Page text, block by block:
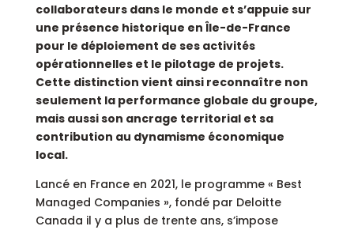
collaborateurs dans le monde et s’appuie sur
une présence historique en Île-de-France
pour le déploiement de ses activités
opérationnelles et le pilotage de projets.
Cette distinction vient ainsi reconnaître non
seulement la performance globale du groupe,
mais aussi son ancrage territorial et sa
contribution au dynamisme économique
local.
Lancé en France en 2021, le programme « Best
Managed Companies », fondé par Deloitte
Canada il y a plus de trente ans, s’impose